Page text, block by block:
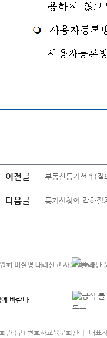
이전글 부동산등기선례(
다음글 등기신청의 각하절
에 바란다
관 (구) 변호사교육문화관 │ 대표